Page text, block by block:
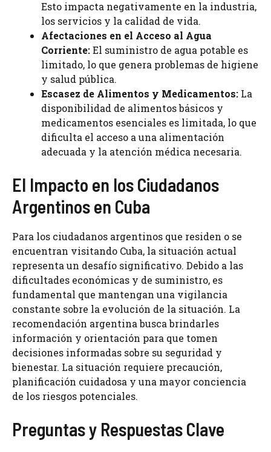
Esto impacta negativamente en la industria,
los servicios y la calidad de vida.
Afectaciones en el Acceso al Agua
Corriente:El suministro de agua potable es
limitado, lo que genera problemas de higiene
y salud pública.
Escasez de Alimentos y Medicamentos: La
disponibilidad de alimentos básicos y
medicamentos esenciales es limitada, lo que
dificulta el acceso a una alimentación
adecuada y la atención médica necesaria.
El Impacto en los Ciudadanos
Argentinos en Cuba
Para los ciudadanos argentinos que residen o se
encuentran visitando Cuba, la situación actual
representa un desafío significativo. Debido a las
dificultades económicas y de suministro, es
fundamental que mantengan una vigilancia
constante sobre la evolución de la situación. La
recomendación argentina busca brindarles
información y orientación para que tomen
decisiones informadas sobre su seguridad y
bienestar. La situación requiere precaución,
planificación cuidadosa y una mayor conciencia
de los riesgos potenciales.
Preguntas y Respuestas Clave